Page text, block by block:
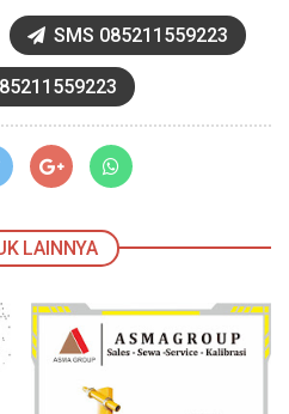
SMS 085211559223